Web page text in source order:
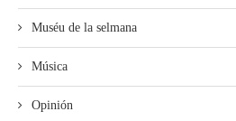
Muséu de la selmana
Música
Opinión